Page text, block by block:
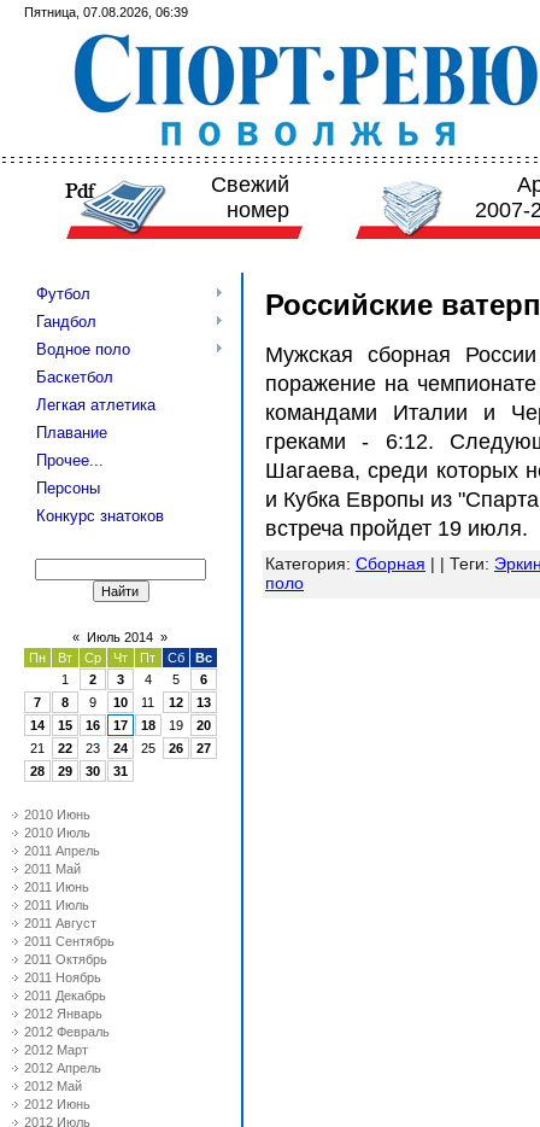
Пятница, 07.08.2026, 06:39
Свежий
номер
2007-
Футбол
Гандбол
Водное поло
Баскетбол
Легкая атлетика
Плавание
Прочее...
Персоны
Конкурс знатоков
« Июль 2014 »
Пн
Вт Ср Чт Пт Сб
Вс
1
2 3 4 5
6
7
8 9 10 11 12
13
14
15 16 17 18 19
20
21
22 23 24 25 26
27
28
29 30 31
2010 Июнь
2010 Июль
2011 Апрель
2011 Май
2011 Июнь
2011 Июль
2011 Август
2011 Сентябрь
2011 Октябрь
2011 Ноябрь
2011 Декабрь
2012 Январь
2012 Февраль
2012 Март
2012 Апрель
2012 Май
2012 Июнь
2012 Июль
Российские
Мужская сборная
поражение на
командами Италии и
греками - 6:12.
Шагаева, среди которых
и Кубка Европы из
встреча пройдет 19 июля.
Категория: Сборная | | Теги:
поло